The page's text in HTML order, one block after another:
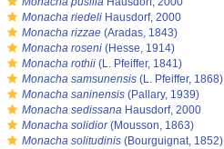
Monacha riedeli Hausdorf, 2000
Monacha rizzae (Aradas, 1843)
Monacha roseni (Hesse, 1914)
Monacha rothii (L. Pfeiffer, 1841)
Monacha samsunensis (L. Pfeiffer, 1868)
Monacha saninensis (Pallary, 1939)
Monacha sedissana Hausdorf, 2000
Monacha solidior(Mousson, 1863)
Monacha solitudinis (Bourguignat, 1852)